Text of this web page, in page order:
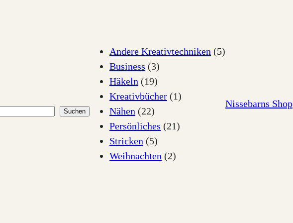
Suchen
Andere Kreativtechniken (5)
Business (3)
Häkeln (19)
Kreativbücher (1)
Nähen (22)
Persönliches (21)
Stricken (5)
Weihnachten (2)
Nissebarns Shop